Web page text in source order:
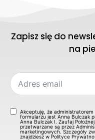
Zapisz się do
na
Akceptuję, że
formularzu jest Anna Bulczak
Anna Bulczak I. Zaufaj
przetwarzane są przez
marketingowych. Szczegóły
znajdziesz w Polityce